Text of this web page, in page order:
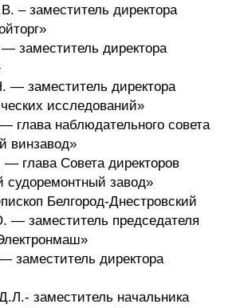
– заместитель директора
заместитель директора
— заместитель директора
исследований»
глава наблюдательного совета
винзавод»
глава Совета директоров
судоремонтный завод»
Белгород-Днестровский
— заместитель председателя
заместитель директора
заместитель начальника